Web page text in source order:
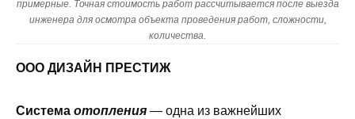
примерные. Точная стоимость работ рассчитывается после выезда
инженера для осмотра объекта проведения работ, сложности,
количества.
ООО ДИЗАЙН ПРЕСТИЖ
Система отопления — одна из важнейших